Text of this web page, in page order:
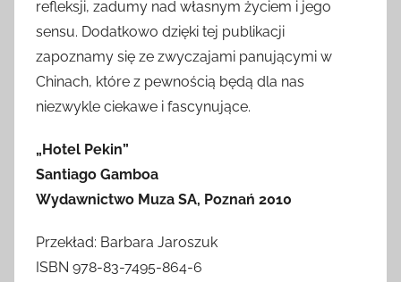
refleksji, zadumy nad własnym życiem i jego
sensu. Dodatkowo dzięki tej publikacji
zapoznamy się ze zwyczajami panującymi w
Chinach, które z pewnością będą dla nas
niezwykle ciekawe i fascynujące.
„Hotel Pekin”
Santiago Gamboa
Wydawnictwo Muza SA, Poznań 2010
Przekład: Barbara Jaroszuk
ISBN 978-83-7495-864-6